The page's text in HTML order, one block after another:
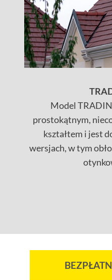
Model
prostokątnym,
kształtem i jest
wersjach, w tym